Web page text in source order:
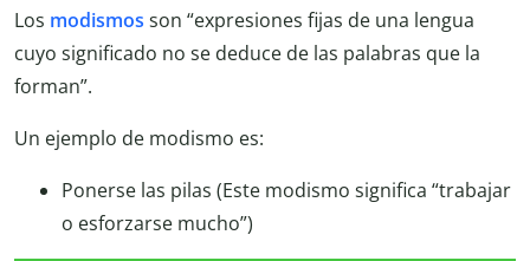
Los modismos son “expresiones fijas de una lengua
cuyo significado no se deduce de las palabras que la
forman”.
Un ejemplo de modismo es:
Ponerse las pilas (Este modismo significa “trabajar
o esforzarse mucho”)